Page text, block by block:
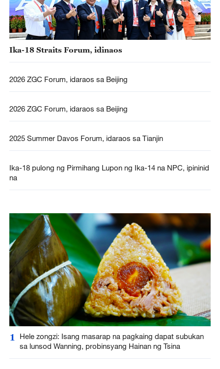
Ika-18 Straits Forum, idinaos
2026 ZGC Forum, idaraos sa Beijing
2026 ZGC Forum, idaraos sa Beijing
2025 Summer Davos Forum, idaraos sa Tianjin
Ika-18 pulong ng Pirmihang Lupon ng Ika-14 na NPC, ipininid
na
1
Hele zongzi: Isang masarap na pagkaing dapat subukan
sa lunsod Wanning, probinsyang Hainan ng Tsina